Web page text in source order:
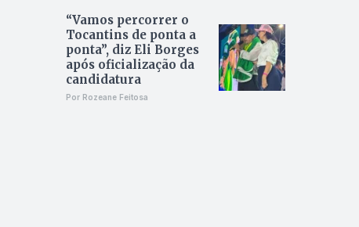
“Vamos percorrer o
Tocantins de ponta a
ponta”, diz Eli Borges
após oficialização da
candidatura
Por Rozeane Feitosa